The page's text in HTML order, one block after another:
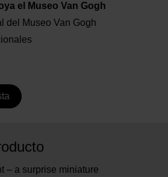
el Museo Van Gogh
del Museo Van Gogh
– a surprise miniature